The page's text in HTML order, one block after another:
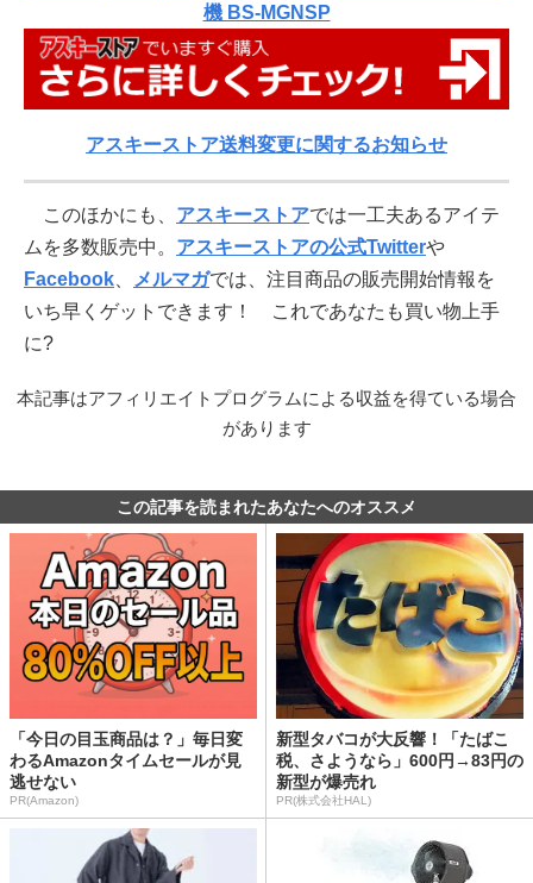
機 BS-MGNSP
アスキーストア送料変更に関するお知らせ
このほかにも、 アスキーストアでは一工夫あるアイテ
ムを多数販売中。 アスキーストアの公式Twitterや
Facebook
メルマガでは、注目商品の販売開始情報を
いち早くゲットできます！ これであなたも買い物上手
に?
本記事はアフィリエイトプログラムによる収益を得ている場合
があります
この記事を読まれたあなたへのオススメ
「今日の目玉商品は？」毎日変
わるAmazonタイムセールが見
逃せない
PR(Amazon)
新型タバコが大反響！「たばこ
税、さようなら」600円→83円の
新型が爆売れ
PR(株式会社HAL)